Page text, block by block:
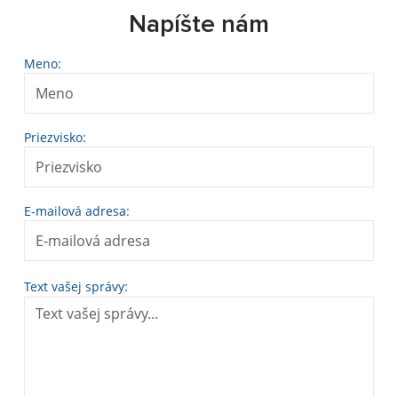
Napíšte nám
Meno:
Priezvisko:
E-mailová adresa:
Text vašej správy: